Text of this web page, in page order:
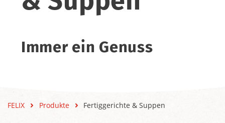
Immer ein Genuss
FELIX Produkte Fertiggerichte & Suppen